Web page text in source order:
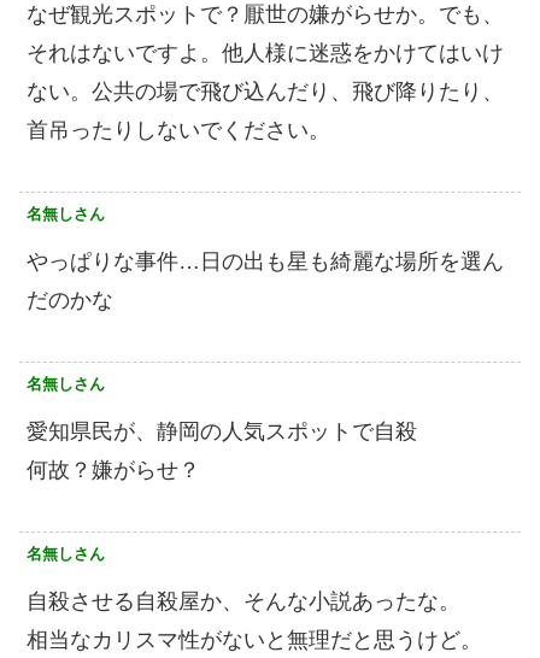
なぜ観光スポットで？厭世の嫌がらせか。でも、
それはないですよ。他人様に迷惑をかけてはいけ
ない。公共の場で飛び込んだり、飛び降りたり、
首吊ったりしないでください。
名無しさん
やっぱりな事件…日の出も星も綺麗な場所を選ん
だのかな
名無しさん
愛知県民が、静岡の人気スポットで自殺
何故？嫌がらせ？
名無しさん
自殺させる自殺屋か、そんな小説あったな。
相当なカリスマ性がないと無理だと思うけど。